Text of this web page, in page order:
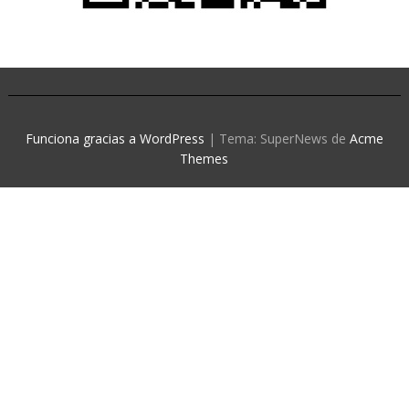
Funciona gracias a WordPress | Tema: SuperNews de Acme
Themes